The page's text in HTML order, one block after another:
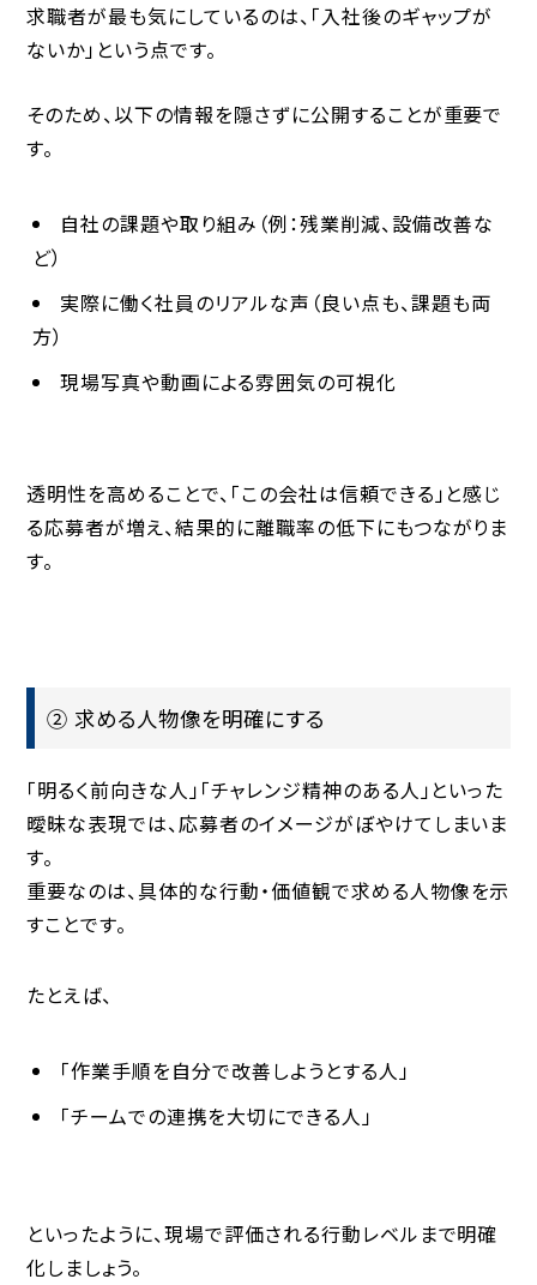
求職者が最も気にしているのは、「入社後のギャップが
ないか」という点です。
そのため、以下の情報を隠さずに公開することが重要で
す。
自社の課題や取り組み（例：残業削減、設備改善な
ど）
実際に働く社員のリアルな声（良い点も、課題も両
方）
現場写真や動画による雰囲気の可視化
透明性を高めることで、「この会社は信頼できる」と感じ
る応募者が増え、結果的に離職率の低下にもつながりま
す。
② 求める人物像を明確にする
「明るく前向きな人」「チャレンジ精神のある人」といった
曖昧な表現では、応募者のイメージがぼやけてしまいま
す。
重要なのは、具体的な行動・価値観で求める人物像を示
すことです。
たとえば、
「作業手順を自分で改善しようとする人」
「チームでの連携を大切にできる人」
といったように、現場で評価される行動レベルまで明確
化しましょう。